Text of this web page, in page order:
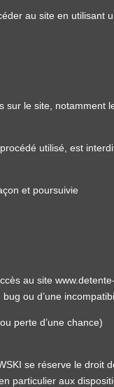
au site en utilisant
sur le site, notamment
utilisé, est
et poursuivie
au site www.detente-
ou d’une
perte d’une chance)
se réserve le droit
particulier aux